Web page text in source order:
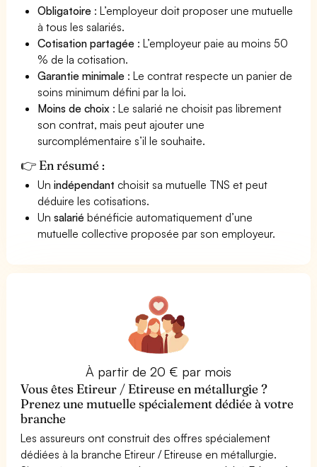
Obligatoire : L’employeur doit proposer une mutuelle
à tous les salariés.
Cotisation partagée : L’employeur paie au moins 50
% de la cotisation.
Garantie minimale : Le contrat respecte un panier de
soins minimum défini par la loi.
Moins de choix : Le salarié ne choisit pas librement
son contrat, mais peut ajouter une
surcomplémentaire s’il le souhaite.
👉 En résumé :
Unindépendant choisit sa mutuelle TNS et peut
déduire les cotisations.
Unsalarié bénéficie automatiquement d’une
mutuelle collective proposée par son employeur.
À partir de 20 € par mois
Vous êtes Etireur / Etireuse en métallurgie ?
Prenez une mutuelle spécialement dédiée à votre
branche
Les assureurs ont construit des offres spécialement
dédiées à la branche Etireur / Etireuse en métallurgie.